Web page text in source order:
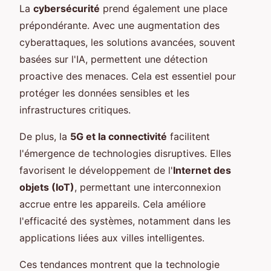
La cybersécurité prend également une place
prépondérante. Avec une augmentation des
cyberattaques, les solutions avancées, souvent
basées sur l'IA, permettent une détection
proactive des menaces. Cela est essentiel pour
protéger les données sensibles et les
infrastructures critiques.
De plus, la 5G et la connectivité facilitent
l'émergence de technologies disruptives. Elles
favorisent le développement de l'Internet des
objets (IoT), permettant une interconnexion
accrue entre les appareils. Cela améliore
l'efficacité des systèmes, notamment dans les
applications liées aux villes intelligentes.
Ces tendances montrent que la technologie